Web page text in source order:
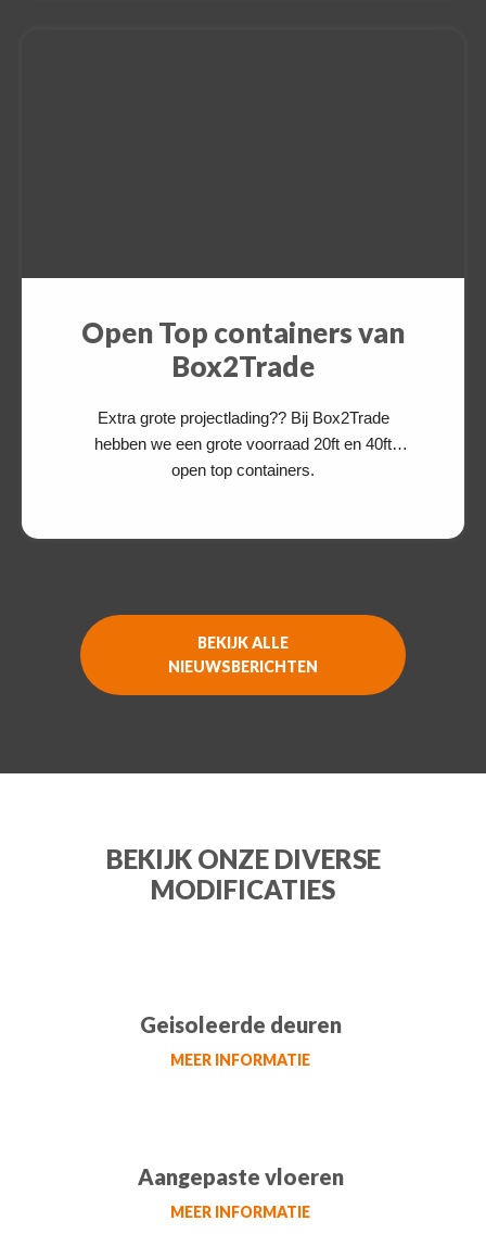
Open Top containers van
Box2Trade
Extra grote projectlading?? Bij Box2Trade
hebben we een grote voorraad 20ft en 40ft
open top containers.
BEKIJK ALLE
NIEUWSBERICHTEN
BEKIJK ONZE DIVERSE
MODIFICATIES
Geisoleerde deuren
MEER INFORMATIE
Aangepaste vloeren
MEER INFORMATIE
Nederlands